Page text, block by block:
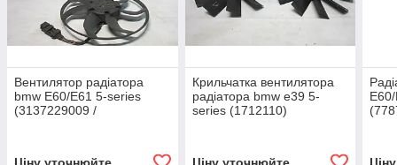
Вентилятор радіатора
bmw E60/E61 5-series
(3137229009 /
Крильчатка вентилятора
радіатора bmw e39 5-
series (1712110)